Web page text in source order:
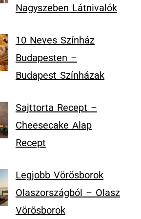
Nagyszeben Látnivalók
10 Neves Színház
Budapesten –
Budapest Színházak
Sajttorta Recept –
Cheesecake Alap
Recept
Legjobb Vörösborok
Olaszországból – Olasz
Vörösborok